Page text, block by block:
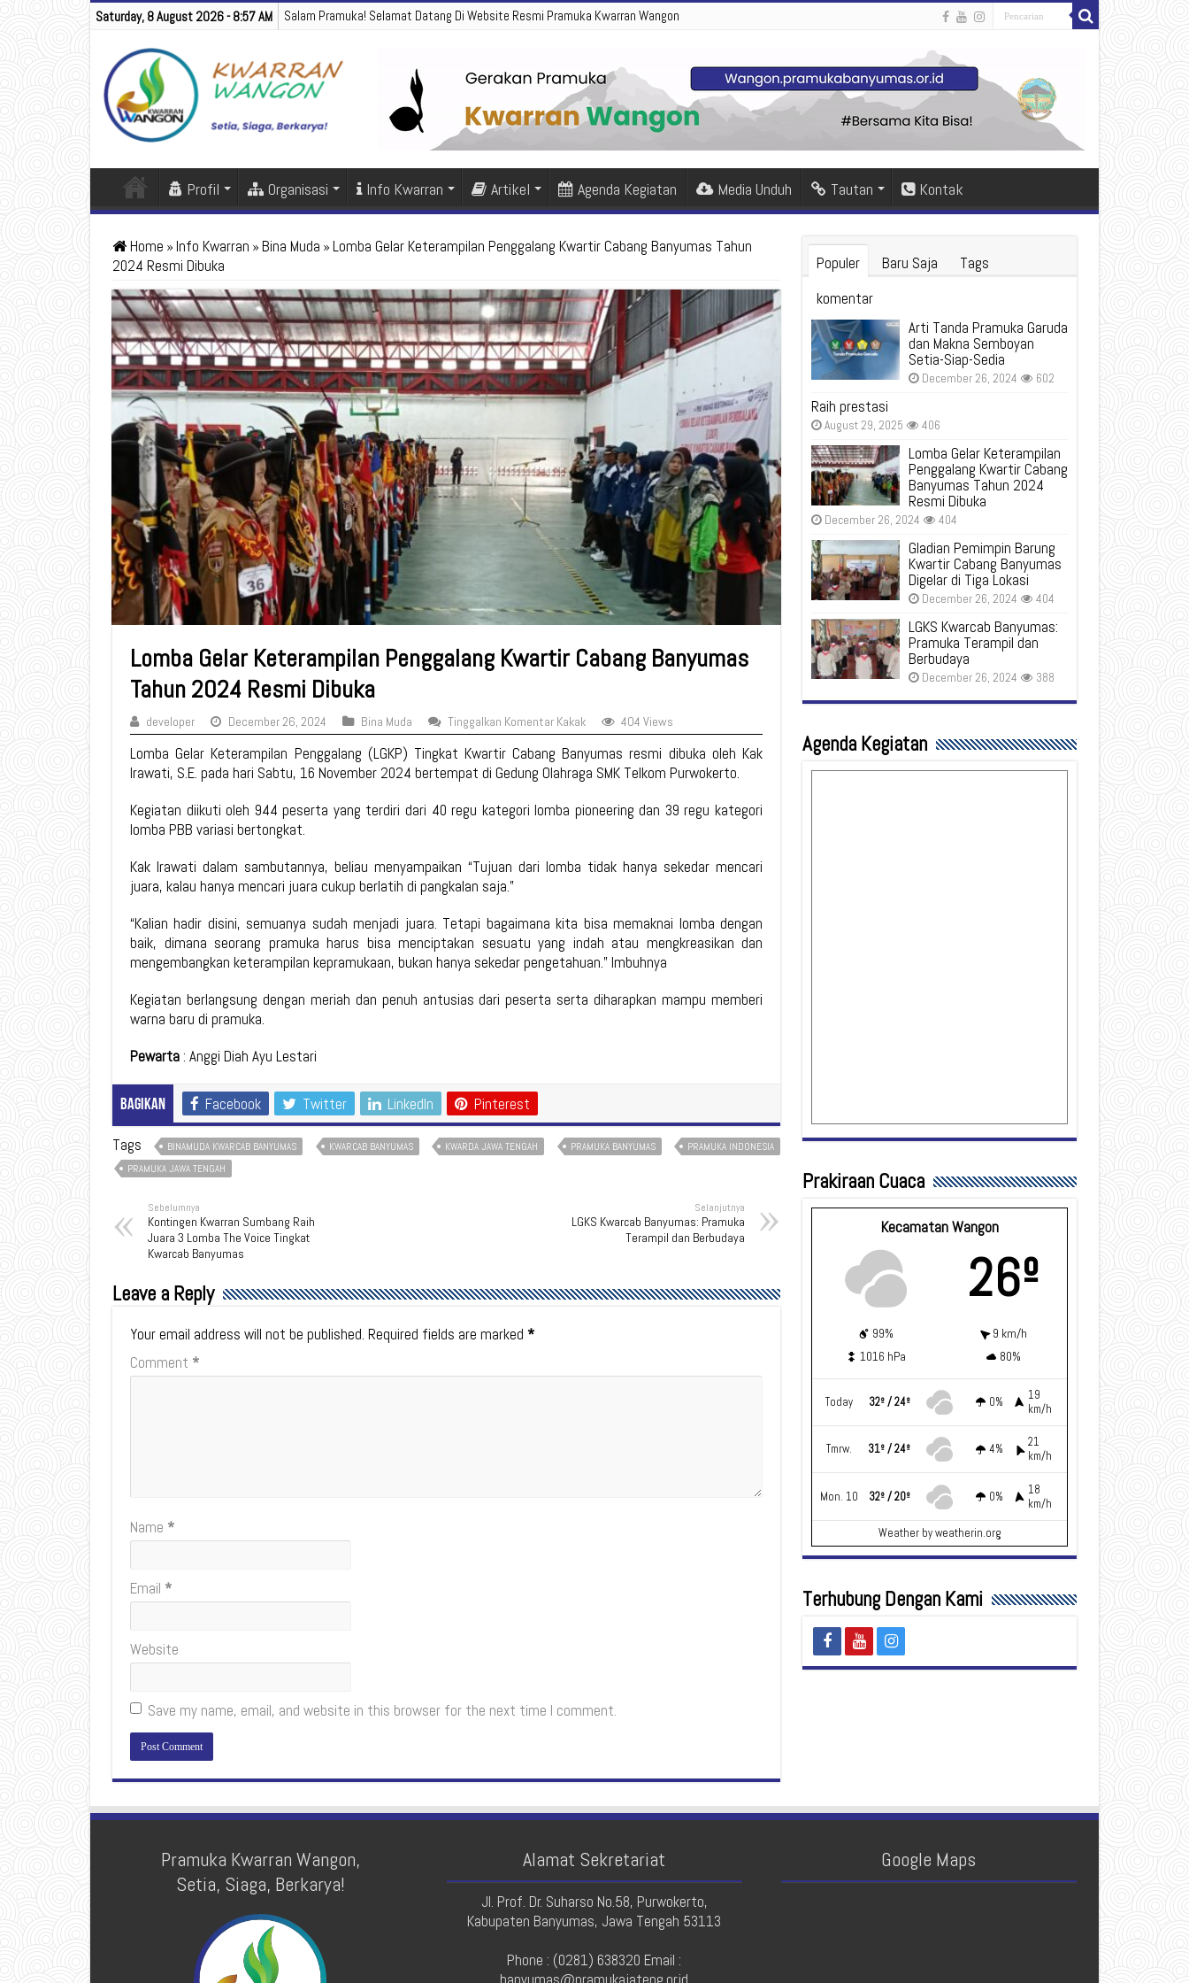
Saturday, 8 August 2026 - 8:57 AM Salam Pramuka! Selamat Datang Di Website Resmi Pramuka Kwarran Wangon
Profil Organisasi Info Kwarran Artikel Agenda Kegiatan Media Unduh Tautan Kontak
Home »Info Kwarran »Bina Muda »Lomba Gelar Keterampilan Penggalang Kwartir Cabang Banyumas Tahun
2024 Resmi Dibuka
Lomba Gelar Keterampilan Penggalang Kwartir Cabang Banyumas
Tahun 2024 Resmi Dibuka
developer December 26, 2024 Bina Muda Tinggalkan Komentar Kakak 404 Views
Lomba Gelar Keterampilan Penggalang (LGKP) Tingkat Kwartir Cabang Banyumas resmi dibuka oleh Kak
Irawati, S.E. pada hari Sabtu, 16 November 2024 bertempat di Gedung Olahraga SMK Telkom Purwokerto.
Kegiatan diikuti oleh 944 peserta yang terdiri dari 40 regu kategori lomba pioneering dan 39 regu kategori
lomba PBB variasi bertongkat.
Kak Irawati dalam sambutannya, beliau menyampaikan “Tujuan dari lomba tidak hanya sekedar mencari
juara, kalau hanya mencari juara cukup berlatih di pangkalan saja.”
“Kalian hadir disini, semuanya sudah menjadi juara. Tetapi bagaimana kita bisa memaknai lomba dengan
baik, dimana seorang pramuka harus bisa menciptakan sesuatu yang indah atau mengkreasikan dan
mengembangkan keterampilan kepramukaan, bukan hanya sekedar pengetahuan.” Imbuhnya
Kegiatan berlangsung dengan meriah dan penuh antusias dari peserta serta diharapkan mampu memberi
warna baru di pramuka.
Pewarta: Anggi Diah Ayu Lestari
Bagikan Facebook Twitter LinkedIn Pinterest
Tags BINAMUDA KWARCAB BANYUMAS KWARCAB BANYUMAS KWARDA JAWA TENGAH PRAMUKA BANYUMAS
PRAMUKA INDONESIA
PRAMUKA JAWA TENGAH
Sebelumnya
Kontingen Kwarran Sumbang Raih
Juara 3 Lomba The Voice Tingkat
Kwarcab Banyumas
Selanjutnya
LGKS Kwarcab Banyumas: Pramuka
Terampil dan Berbudaya
Leave a Reply
Your email address will not be published. Required fields are marked *
Comment *
Name *
Email *
Website
Save my name, email, and website in this browser for the next time I comment.
Populer Baru Saja
Tags
komentar
Arti Tanda Pramuka Garuda
dan Makna Semboyan
Setia-Siap-Sedia
December 26, 2024 602
Raih prestasi
August 29, 2025 406
Lomba Gelar Keterampilan
Penggalang Kwartir Cabang
Banyumas Tahun 2024
Resmi Dibuka
December 26, 2024 404
Gladian Pemimpin Barung
Kwartir Cabang Banyumas
Digelar di Tiga Lokasi
December 26, 2024 404
LGKS Kwarcab Banyumas:
Pramuka Terampil dan
Berbudaya
December 26, 2024 388
Agenda Kegiatan
Prakiraan Cuaca
Kecamatan Wangon
26º
99%
9 km/h
1016 hPa
80%
Today 32º / 24º 0%
19
km/h
Tmrw. 31º / 24º 4%
21
km/h
Mon. 10 32º / 20º 0%
18
km/h
Weatherby weatherin.org
Terhubung Dengan Kami
Pramuka Kwarran Wangon,
Setia, Siaga, Berkarya!
Alamat Sekretariat
Jl. Prof. Dr. Suharso No.58, Purwokerto,
Kabupaten Banyumas, Jawa Tengah 53113
Phone : (0281) 638320 Email :
banyumas@pramukajateng.or.id
Google Maps